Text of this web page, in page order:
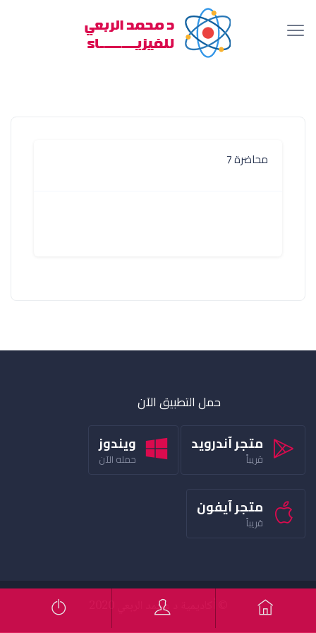
محاضرة 7
حمل التطبيق الآن
متجر آندرويد
قريباً
ويندوز
حمله الآن
متجر آيفون
قريباً
© أكاديمية د محمد الربعي 2020